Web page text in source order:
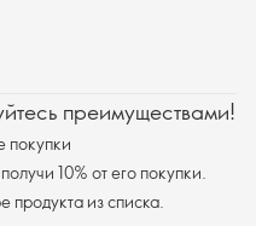
преимуществами!
покупки
10% от его покупки.
при выборе продукта из списка.